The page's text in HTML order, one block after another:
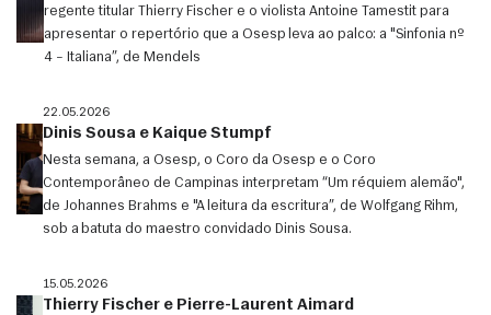
regente titular Thierry Fischer e o violista Antoine Tamestit para
apresentar o repertório que a Osesp leva ao palco: a "Sinfonia nº
4 – Italiana”, de Mendels
22.05.2026
Dinis Sousa e Kaique Stumpf
Nesta semana, a Osesp, o Coro da Osesp e o Coro
Contemporâneo de Campinas interpretam “Um réquiem alemão",
de Johannes Brahms e "A leitura da escritura”, de Wolfgang Rihm,
sob a batuta do maestro convidado Dinis Sousa.
15.05.2026
Thierry Fischer e Pierre-Laurent Aimard